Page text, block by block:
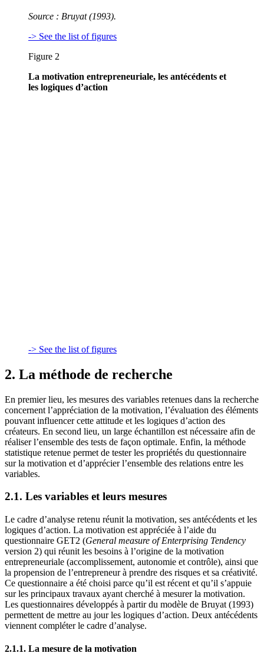
Source : Bruyat (1993).
-> See the list of figures
Figure 2
La motivation entrepreneuriale, les antécédents et
les logiques d’action
-> See the list of figures
2. La méthode de recherche
En premier lieu, les mesures des variables retenues dans la recherche
concernent l’appréciation de la motivation, l’évaluation des éléments
pouvant influencer cette attitude et les logiques d’action des
créateurs. En second lieu, un large échantillon est nécessaire afin de
réaliser l’ensemble des tests de façon optimale. Enfin, la méthode
statistique retenue permet de tester les propriétés du questionnaire
sur la motivation et d’apprécier l’ensemble des relations entre les
variables.
2.1. Les variables et leurs mesures
Le cadre d’analyse retenu réunit la motivation, ses antécédents et les
logiques d’action. La motivation est appréciée à l’aide du
questionnaire GET2 (General measure of Enterprising Tendency
version 2) qui réunit les besoins à l’origine de la motivation
entrepreneuriale (accomplissement, autonomie et contrôle), ainsi que
la propension de l’entrepreneur à prendre des risques et sa créativité.
Ce questionnaire a été choisi parce qu’il est récent et qu’il s’appuie
sur les principaux travaux ayant cherché à mesurer la motivation.
Les questionnaires développés à partir du modèle de Bruyat (1993)
permettent de mettre au jour les logiques d’action. Deux antécédents
viennent compléter le cadre d’analyse.
2.1.1. La mesure de la motivation